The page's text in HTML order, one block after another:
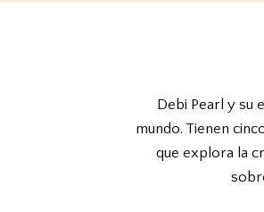
Debi Pearl y su
mundo. Tienen
que explora la